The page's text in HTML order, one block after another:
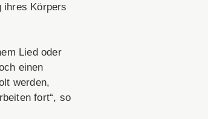
ihres Körpers
Lied oder
einen
werden,
fort“, so